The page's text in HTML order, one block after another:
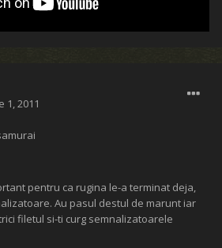
1, 2011
pentru ca rugina le-a terminat deja,
Au pasul destul de marunt iar
filetul si-ti curg semnalizatoarele